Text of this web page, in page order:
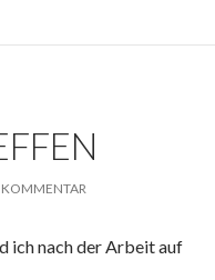
KOMMENTAR
ich nach der Arbeit auf